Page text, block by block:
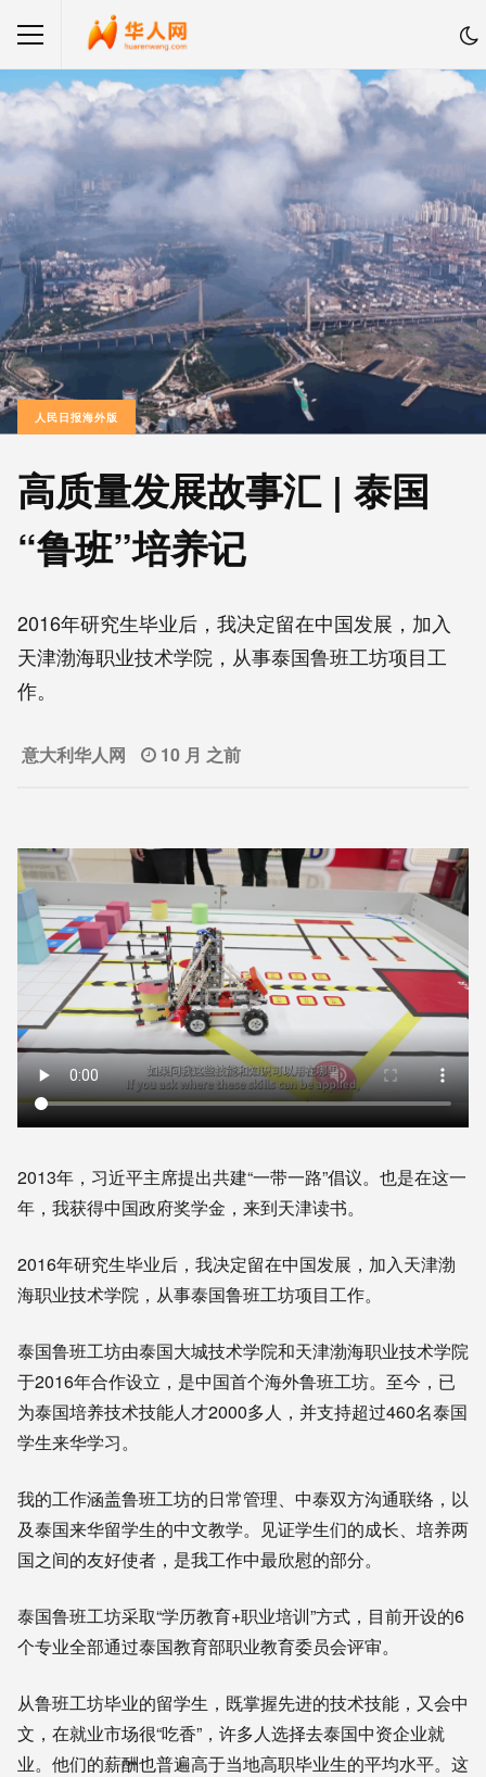
人民日报海外版
高质量发展故事汇 | 泰国
“鲁班”培养记
2016年研究生毕业后，我决定留在中国发展，加入
天津渤海职业技术学院，从事泰国鲁班工坊项目工
作。
意大利华人网 10 月 之前
2013年，习近平主席提出共建“一带一路”倡议。也是在这一
年，我获得中国政府奖学金，来到天津读书。
2016年研究生毕业后，我决定留在中国发展，加入天津渤
海职业技术学院，从事泰国鲁班工坊项目工作。
泰国鲁班工坊由泰国大城技术学院和天津渤海职业技术学院
于2016年合作设立，是中国首个海外鲁班工坊。至今，已
为泰国培养技术技能人才2000多人，并支持超过460名泰国
学生来华学习。
我的工作涵盖鲁班工坊的日常管理、中泰双方沟通联络，以
及泰国来华留学生的中文教学。见证学生们的成长、培养两
国之间的友好使者，是我工作中最欣慰的部分。
泰国鲁班工坊采取“学历教育+职业培训”方式，目前开设的6
个专业全部通过泰国教育部职业教育委员会评审。
从鲁班工坊毕业的留学生，既掌握先进的技术技能，又会中
文，在就业市场很“吃香”，许多人选择去泰国中资企业就
业。他们的薪酬也普遍高于当地高职毕业生的平均水平。这